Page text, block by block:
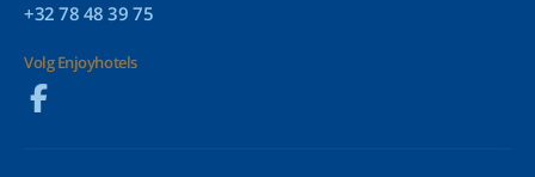
+32 78 48 39 75
Volg Enjoyhotels